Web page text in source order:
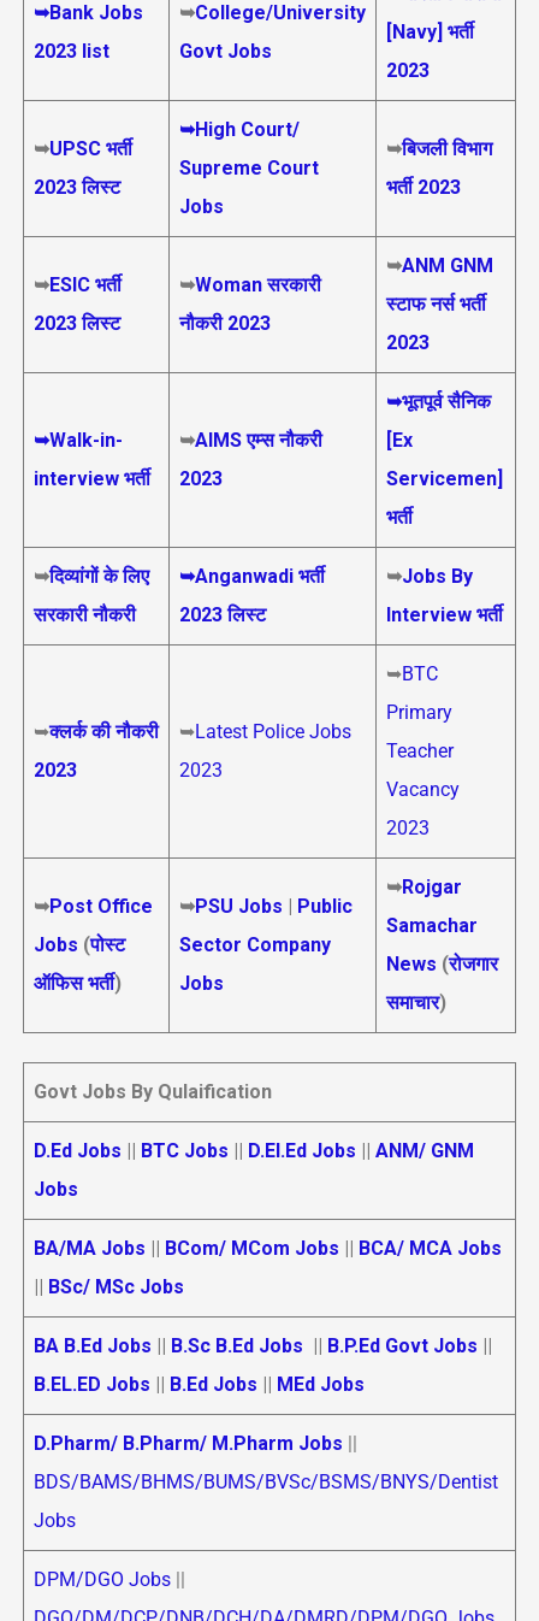
➥Bank Jobs
2023 list
➥College/University
Govt Jobs
[Navy] भर्ती
2023
➥UPSC भर्ती
2023 लिस्ट
➥High Court/
Supreme Court
Jobs
➥बिजली विभाग
भर्ती 2023
➥ESIC भर्ती
2023 लिस्ट
➥Woman सरकारी
नौकरी 2023
➥ANM GNM
स्टाफ नर्स भर्ती
2023
➥Walk-in-
interview भर्ती
➥AIMS एम्स नौकरी
2023
➥भूतपूर्व सैनिक
[Ex
Servicemen]
भर्ती
➥दिव्यांगों के लिए
सरकारी नौकरी
➥Anganwadi भर्ती
2023 लिस्ट
➥Jobs By
Interview भर्ती
➥क्लर्क की नौकरी
2023
➥Latest Police Jobs
2023
➥BTC
Primary
Teacher
Vacancy
2023
➥Post Office
Jobs (पोस्ट
ऑफिस भर्ती)
➥PSU Jobs | Public
Sector Company
Jobs
➥Rojgar
Samachar
News (रोजगार
समाचार)
Govt Jobs By Qulaification
D.Ed Jobs || BTC Jobs || D.El.Ed Jobs || ANM/ GNM
Jobs
BA/MA Jobs || BCom/ MCom Jobs || BCA/ MCA Jobs
|| BSc/ MSc Jobs
BA B.Ed Jobs || B.Sc B.Ed Jobs || B.P.Ed Govt Jobs ||
B.EL.ED Jobs || B.Ed Jobs || MEd Jobs
D.Pharm/ B.Pharm/ M.Pharm Jobs ||
BDS/BAMS/BHMS/BUMS/BVSc/BSMS/BNYS/Dentist
Jobs
DPM/DGO Jobs||